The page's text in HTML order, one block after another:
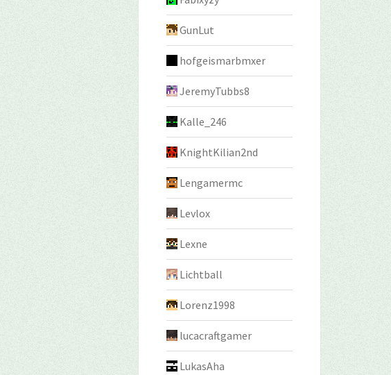
GunLut
hofgeismarbmxer
JeremyTubbs8
Kalle_246
KnightKilian2nd
Lengamermc
Levlox
Lexne
Lichtball
Lorenz1998
lucacraftgamer
LukasAha